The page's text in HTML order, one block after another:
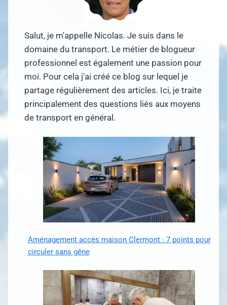
Salut, je m'appelle Nicolas. Je suis dans le
domaine du transport. Le métier de blogueur
professionnel est également une passion pour
moi. Pour cela j'ai créé ce blog sur lequel je
partage régulièrement des articles. Ici, je traite
principalement des questions liés aux moyens
de transport en général.
Aménagement accès maison Clermont : 7 points pour
circuler sans gêne